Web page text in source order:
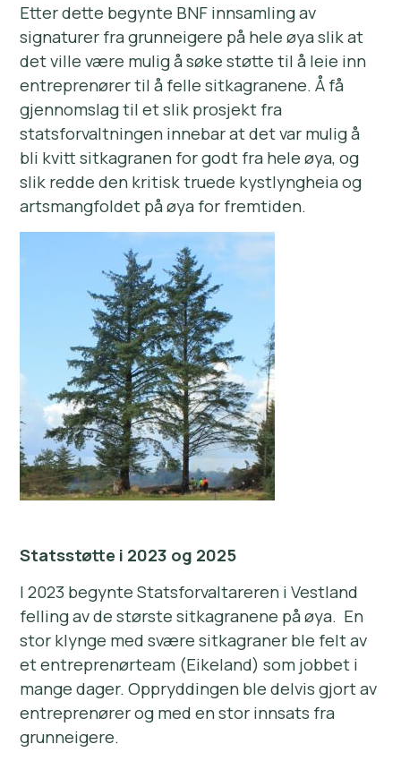
Etter dette begynte BNF innsamling av
signaturer fra grunneigere på hele øya slik at
det ville være mulig å søke støtte til å leie inn
entreprenører til å felle sitkagranene. Å få
gjennomslag til et slik prosjekt fra
statsforvaltningen innebar at det var mulig å
bli kvitt sitkagranen for godt fra hele øya, og
slik redde den kritisk truede kystlyngheia og
artsmangfoldet på øya for fremtiden.
Statsstøtte i 2023 og 2025
I 2023 begynte Statsforvaltareren i Vestland
felling av de største sitkagranene på øya. En
stor klynge med svære sitkagraner ble felt av
et entreprenørteam (Eikeland) som jobbet i
mange dager. Oppryddingen ble delvis gjort av
entreprenører og med en stor innsats fra
grunneigere.